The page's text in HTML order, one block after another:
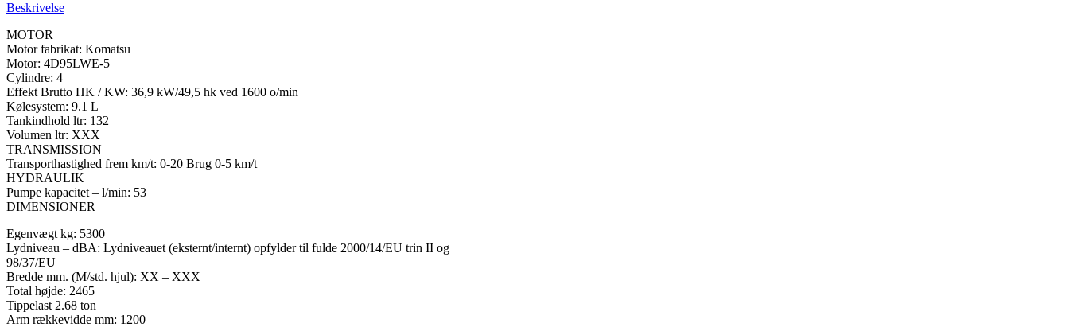
Beskrivelse
MOTOR
Motor fabrikat: Komatsu
Motor: 4D95LWE-5
Cylindre: 4
Effekt Brutto HK / KW: 36,9 kW/49,5 hk ved 1600 o/min
Kølesystem: 9.1 L
Tankindhold ltr: 132
Volumen ltr: XXX
TRANSMISSION
Transporthastighed frem km/t: 0-20 Brug 0-5 km/t
HYDRAULIK
Pumpe kapacitet – l/min: 53
DIMENSIONER
Egenvægt kg: 5300
Lydniveau – dBA: Lydniveauet (eksternt/internt) opfylder til fulde 2000/14/EU trin II og
98/37/EU
Bredde mm. (M/std. hjul): XX – XXX
Total højde: 2465
Tippelast 2.68 ton
Arm rækkevidde mm: 1200